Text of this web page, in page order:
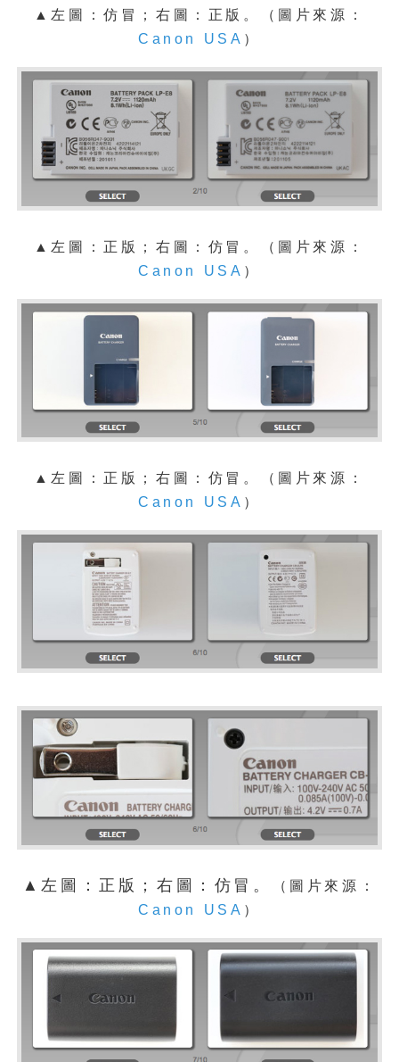
▲左圖：仿冒；右圖：正版。
（圖片來源：
Canon USA ）
▲左圖：正版；右圖：仿冒。
（圖片來源：
Canon USA ）
▲左圖：正版；右圖：仿冒。
（圖片來源：
Canon USA ）
▲左圖：正版；右圖：仿冒。
（圖片來源：
Canon USA ）